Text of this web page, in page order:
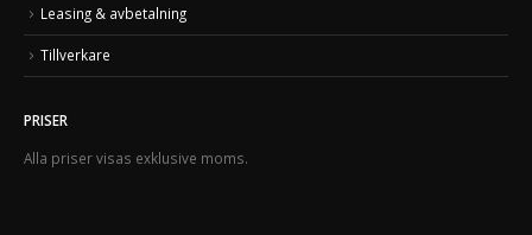
Leasing & avbetalning
Tillverkare
PRISER
Alla priser visas exklusive moms.